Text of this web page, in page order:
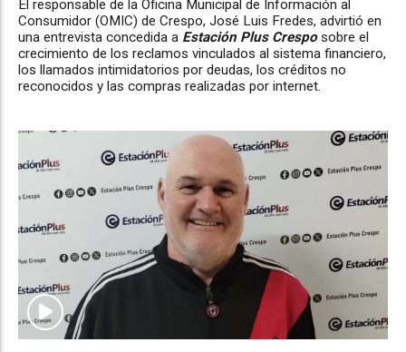
El responsable de la Oficina Municipal de Información al
Consumidor (OMIC) de Crespo, José Luis Fredes, advirtió en
una entrevista concedida a Estación Plus Cresposobre el
crecimiento de los reclamos vinculados al sistema financiero,
los llamados intimidatorios por deudas, los créditos no
reconocidos y las compras realizadas por internet.